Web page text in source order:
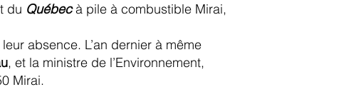
du Québecà pile à combustible Mirai,
absence. L’an dernier à même
, et la ministre de l’Environnement,
Mirai.